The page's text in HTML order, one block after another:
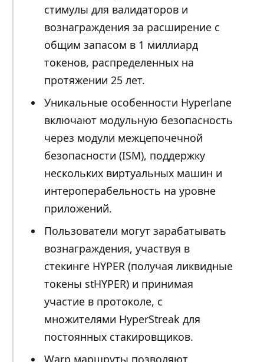
стимулы для валидаторов и
вознаграждения за расширение с
общим запасом в 1 миллиард
токенов, распределенных на
протяжении 25 лет.
Уникальные особенности Hyperlane
включают модульную безопасность
через модули межцепочечной
безопасности (ISM), поддержку
нескольких виртуальных машин и
интероперабельность на уровне
приложений.
Пользователи могут зарабатывать
вознаграждения, участвуя в
стекинге HYPER (получая ликвидные
токены stHYPER) и принимая
участие в протоколе, с
множителями HyperStreak для
постоянных стакировщиков.
Warp маршруты позволяют